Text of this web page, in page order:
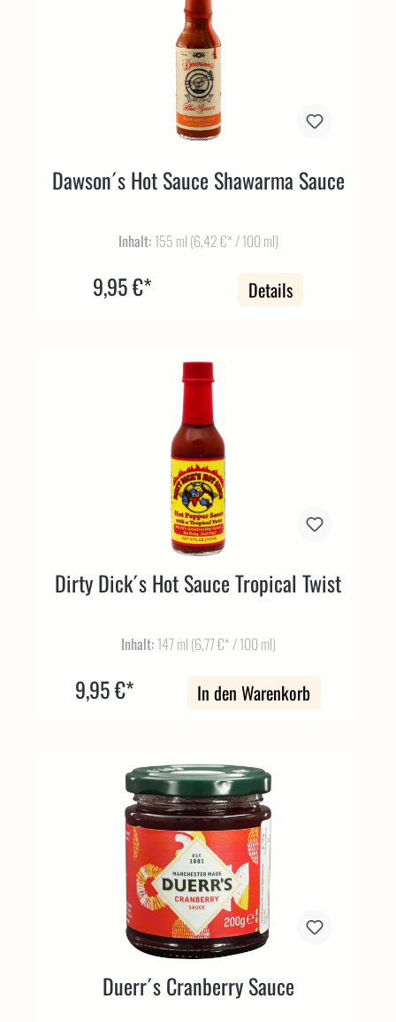
Dawson´s Hot Sauce Shawarma Sauce
Inhalt: 155 ml (6,42 €* / 100 ml)
9,95 €* Details
Dirty Dick´s Hot Sauce Tropical Twist
Inhalt: 147 ml (6,77 €* / 100 ml)
9,95 €* In den Warenkorb
Duerr´s Cranberry Sauce